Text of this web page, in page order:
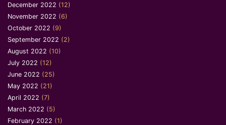
December 2022 (12)
November 2022 (6)
October 2022 (9)
September 2022 (2)
August 2022 (10)
July 2022 (12)
June 2022 (25)
May 2022 (21)
April 2022 (7)
March 2022 (5)
February 2022 (1)